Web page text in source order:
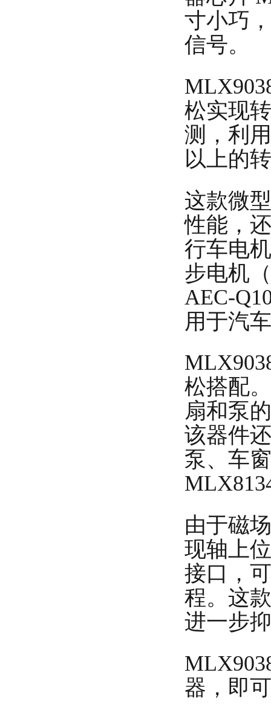
寸小巧
信号。
松实现
测，利
以上的
这款微
性能，
行车电
步电机
AEC-
用于汽
松搭配
扇和泵
该器件
泵、车
由于磁
现轴上
接口，
程。这
进一步
器，即